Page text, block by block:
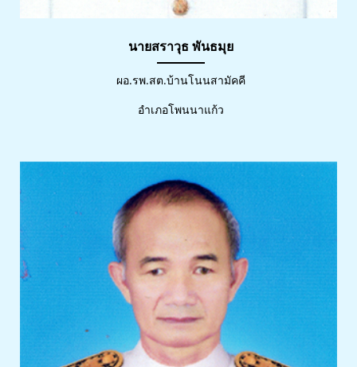
นายสราวุธ พันธมุย
ผอ.รพ.สต.บ้านโนนสามัคคี
อำเภอโพนนาแก้ว